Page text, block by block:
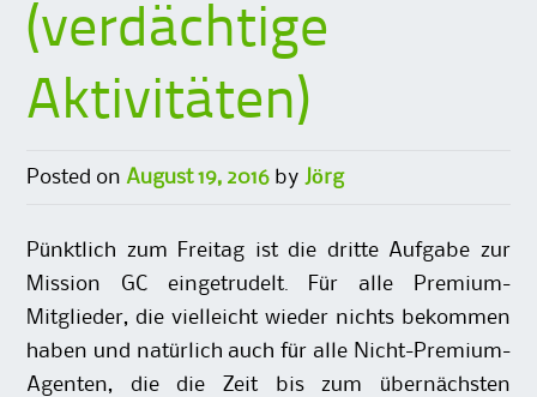
(verdächtige
Aktivitäten)
Posted onAugust 19, 2016 byJörg
Pünktlich zum Freitag ist die dritte Aufgabe zur
Mission GC eingetrudelt. Für alle Premium-
Mitglieder, die vielleicht wieder nichts bekommen
haben und natürlich auch für alle Nicht-Premium-
Agenten, die die Zeit bis zum übernächsten